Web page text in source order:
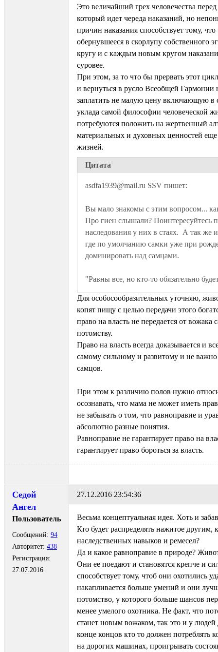
Это величайший грех человечества
который идет череда наказаний, но
причин наказания способствует тому, что
обернувшееся в скорлупу собственного
кругу и с каждым новым кругом
суровее.
При этом, за то что бы прервать этот
и вернуться в русло Всеобщей Гармонии
заплатить не малую цену включающую в
уклада самой философии человеческой
потребуются положить на жертвенный
материальных и духовных ценностей
жизней.
Цитата
Вы мало знакомы с этим вопросом...
Про гиен слышали? Поинтересуйтесь
наследования у них в стаях.  А так же
где по умолчанию самки уже при
"Равны все, но кто-то обязательно
Для особосообразительных уточняю,
копят пищу с целью передачи этого
право на власть не передается от
потомству.
Право на власть всегда доказывается и
самому сильному и развитому и не
самцов.
При этом к различию полов нужно
осознавать, что мама не может иметь
не забывать о том, что равноправие и
абсолютно разные понятия.
Равноправие не гарантирует право на
гарантирует право бороться за власть.
Седой
Ангел
Пользователь
Сообщений: 94
Авторитет: 438
Регистрация:
27.07.2016
27.12.2016 23:54:36
Весьма концептуальная идея. Хоть и
Кто будет распределять нажитое другим,
наследственных навыков и ремесел?
Да и какое равноправие в природе?
Они ее поедают и становятся крепче и
способствует тому, чтоб они охотились
накапливается больше умений и они
потомство, у которого больше шансов
менее умелого охотника. Не факт, что
станет новым вожаком, так это и у людей
конце концов кто то должен потреблять
на дорогих машинах, проигрывать